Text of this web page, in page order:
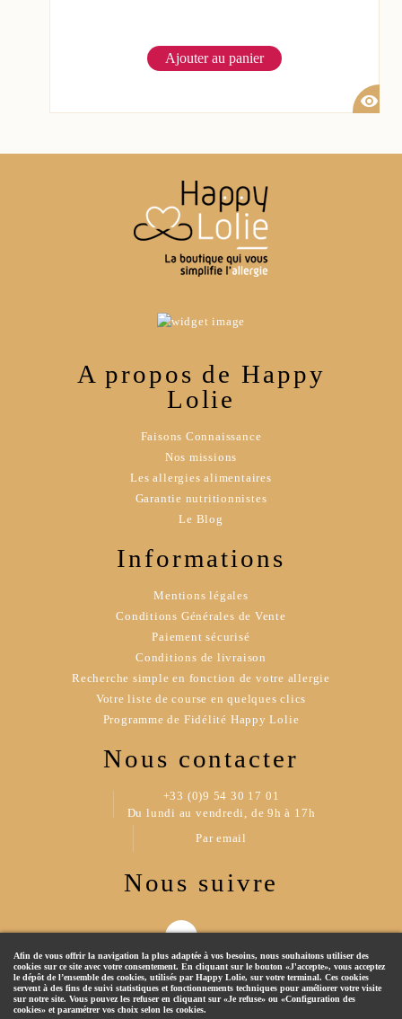
Afin de vous offrir la navigation la plus adaptée à vos besoins, nous souhaitons utiliser des
cookies sur ce site avec votre consentement. En cliquant sur le bouton «J'accepte», vous acceptez
le dépôt de l’ensemble des cookies, utilisés par Happy Lolie, sur votre terminal. Ces cookies
servent à des fins de suivi statistiques et fonctionnements techniques pour améliorer votre visite
sur notre site. Vous pouvez les refuser en cliquant sur «Je refuse» ou «Configuration des
cookies» et paramétrer vos choix selon les cookies.
Ajouter au panier
visibility
A propos de Happy
Lolie
Faisons Connaissance
Nos missions
Les allergies alimentaires
Garantie nutritionnistes
Le Blog
Informations
Mentions légales
Conditions Générales de Vente
Paiement sécurisé
Conditions de livraison
Recherche simple en fonction de votre allergie
Votre liste de course en quelques clics
Programme de Fidélité Happy Lolie
Nous contacter
+33 (0)9 54 30 17 01
Du lundi au vendredi, de 9h à 17h
Par email
Nous suivre